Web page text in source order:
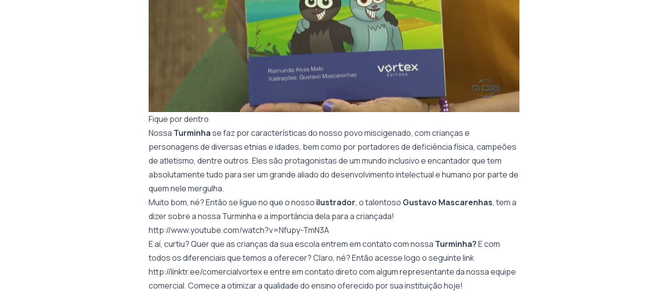
Fique por dentro
Nossa Turminhase faz por características do nosso povo miscigenado, com crianças e
personagens de diversas etnias e idades, bem como por portadores de deficiência física, campeões
de atletismo, dentre outros. Eles são protagonistas de um mundo inclusivo e encantador que tem
absolutamente tudo para ser um grande aliado do desenvolvimento intelectual e humano por parte de
quem nele mergulha.
Muito bom, né? Então se ligue no que o nosso ilustrador, o talentoso Gustavo Mascarenhas, tem a
dizer sobre a nossa Turminha e a importância dela para a criançada!
http://www.youtube.com/watch?v=Nfupy-TmN3A
E aí, curtiu? Quer que as crianças da sua escola entrem em contato com nossa Turminha?E com
todos os diferenciais que temos a oferecer? Claro, né? Então acesse logo o seguinte link
http://linktr.ee/comercialvortexe entre em contato direto com algum representante da nossa equipe
comercial. Comece a otimizar a qualidade do ensino oferecido por sua instituição hoje!